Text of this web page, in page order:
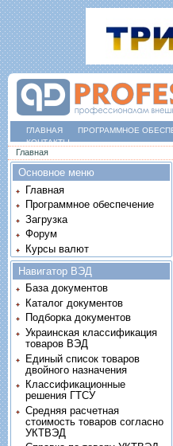
ГЛАВНАЯ ПРОГРАММНОЕ
КОНТАКТЫ
Вы здесь
Главная
Основное меню
Главная
Программное обеспечение
Загрузка
Форум
Курсы валют
Навигатор ВЭД
База документов
Каталог документов
Подборка документов
Украинская классификация
товаров ВЭД
Единый список товаров
двойного назначения
Классификационные
решения ГТСУ
Средняя расчетная
стоимость товаров согласно
УКТВЭД